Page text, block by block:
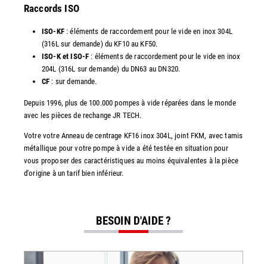
Raccords ISO
ISO-KF: éléments de raccordement pour le vide en inox 304L
(316L sur demande) du KF10 au KF50.
ISO-K et ISO-F : éléments de raccordement pour le vide en inox
204L (316L sur demande) du DN63 au DN320.
CF : sur demande.
Depuis 1996, plus de 100.000 pompes à vide réparées dans le monde
avec les pièces de rechange JR TECH.
Votre votre Anneau de centrage KF16 inox 304L, joint FKM, avec tamis
métallique pour votre pompe à vide a été testée en situation pour
vous proposer des caractéristiques au moins équivalentes à la pièce
d'origine à un tarif bien inférieur.
BESOIN D'AIDE ?